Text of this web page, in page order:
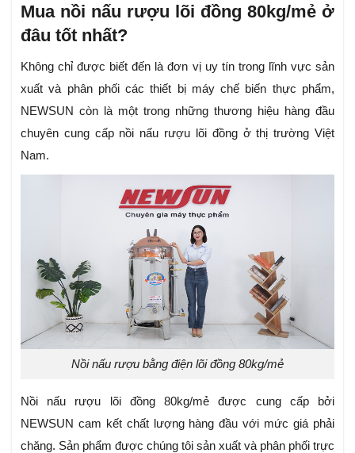
Mua nồi nấu rượu lõi đồng 80kg/mẻ ở
đâu tốt nhất?
Không chỉ được biết đến là đơn vị uy tín trong lĩnh vực sản
xuất và phân phối các thiết bị máy chế biến thực phẩm,
NEWSUN còn là một trong những thương hiệu hàng đầu
chuyên cung cấp nồi nấu rượu lõi đồng ở thị trường Việt
Nam.
Nồi nấu rượu bằng điện lõi đồng 80kg/mẻ
Nồi nấu rượu lõi đồng 80kg/mẻ được cung cấp bởi
NEWSUN cam kết chất lượng hàng đầu với mức giá phải
chăng. Sản phẩm được chúng tôi sản xuất và phân phối trực